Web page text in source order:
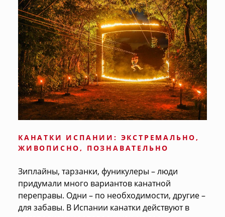
КАНАТКИ ИСПАНИИ: ЭКСТРЕМАЛЬНО,
ЖИВОПИСНО, ПОЗНАВАТЕЛЬНО
Зиплайны, тарзанки, фуникулеры – люди
придумали много вариантов канатной
переправы. Одни – по необходимости, другие –
для забавы. В Испании канатки действуют в